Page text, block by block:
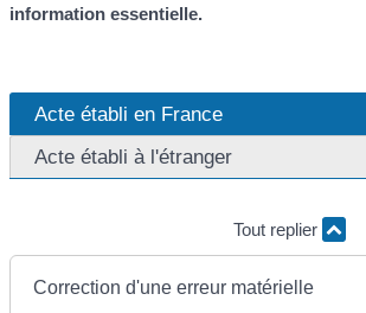
information essentielle.
Acte établi en France
Acte établi à l'étranger
Tout replier
Correction d'une erreur matérielle